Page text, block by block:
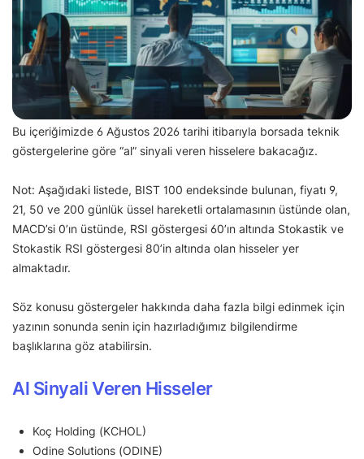
Bu içeriğimizde 6 Ağustos 2026 tarihi itibarıyla borsada teknik
göstergelerine göre “al” sinyali veren hisselere bakacağız.
Not: Aşağıdaki listede, BIST 100 endeksinde bulunan, fiyatı 9,
21, 50 ve 200 günlük üssel hareketli ortalamasının üstünde olan,
MACD’si 0’ın üstünde, RSI göstergesi 60’ın altında Stokastik ve
Stokastik RSI göstergesi 80’in altında olan hisseler yer
almaktadır.
Söz konusu göstergeler hakkında daha fazla bilgi edinmek için
yazının sonunda senin için hazırladığımız bilgilendirme
başlıklarına göz atabilirsin.
Al Sinyali Veren Hisseler
Koç Holding (KCHOL)
Odine Solutions (ODINE)